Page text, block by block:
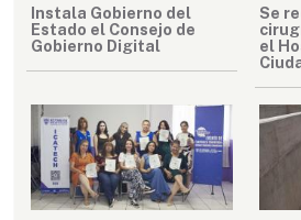
Instala Gobierno del
Estado el Consejo de
Gobierno Digital
Se
el